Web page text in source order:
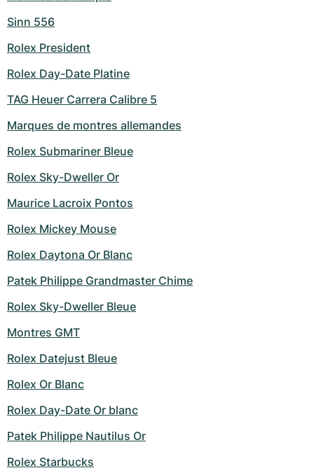
Sinn 556
Rolex President
Rolex Day-Date Platine
TAG Heuer Carrera Calibre 5
Marques de montres allemandes
Rolex Submariner Bleue
Rolex Sky-Dweller Or
Maurice Lacroix Pontos
Rolex Mickey Mouse
Rolex Daytona Or Blanc
Patek Philippe Grandmaster Chime
Rolex Sky-Dweller Bleue
Montres GMT
Rolex Datejust Bleue
Rolex Or Blanc
Rolex Day-Date Or blanc
Patek Philippe Nautilus Or
Rolex Starbucks